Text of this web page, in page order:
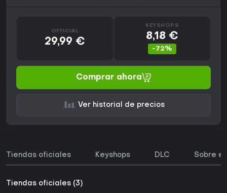
OFFICIAL
29,99 €
KEYSHOPS
8,18 €
-72%
Comprar ahora
Ver historial de precios
Tiendas oficiales Keyshops DLC Sobre
Tiendas oficiales (3)